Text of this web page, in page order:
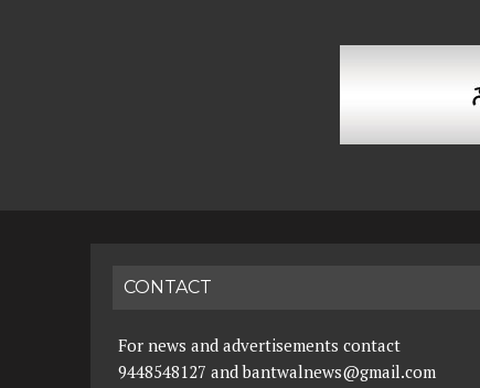
CONTACT
For news and advertisements contact
9448548127 and bantwalnews@gmail.com